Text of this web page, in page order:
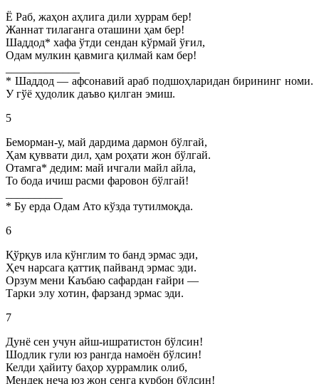
Ё Раб, жаҳон аҳлига дили хуррам бер!
Жаннат тилаганга оташини ҳам бер!
Шаддод* хафа ўтди сендан кўрмай ўғил,
Одам мулкин қавмига қилмай кам бер!
* Шаддод — афсонавий араб подшоҳларидан бирининг номи.
У гўё ҳудолик даъво қилган эмиш.
5
Беморман-у, май дардима дармон бўлгай,
Ҳам қуввати дил, ҳам роҳати жон бўлгай.
Отамга* дедим: май ичгали майл айла,
То бода ичиш расми фаровон бўлгай!
* Бу ерда Одам Ато кўзда тутилмоқда.
6
Қўрқув ила кўнглим то банд эрмас эди,
Ҳеч нарсага қаттиқ пайванд эрмас эди.
Орзум мени Каъбаю сафардан ғайри —
Тарки элу хотин, фарзанд эрмас эди.
7
Дунё сен учун айш-ишратистон бўлсин!
Шодлик гули юз рангда намоён бўлсин!
Келди ҳайиту баҳор хуррамлик олиб,
Мендек неча юз жон сенга қурбон бўлсин!